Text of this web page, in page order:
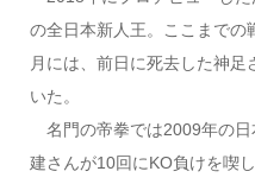
の全日本新人王。ここまで
月には、前日に死去した神
いた。
名門の帝拳では2009年の日
建さんが10回にKO負けを喫